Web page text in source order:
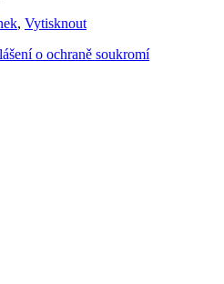
, Vytisknout
o ochraně soukromí